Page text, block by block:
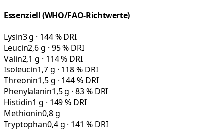
Essenziell (WHO/FAO-Richtwerte)
Lysin3 g · 144 % DRI
Leucin2,6 g · 95 % DRI
Valin2,1 g · 114 % DRI
Isoleucin1,7 g · 118 % DRI
Threonin1,5 g · 144 % DRI
Phenylalanin1,5 g · 83 % DRI
Histidin1 g · 149 % DRI
Methionin0,8 g
Tryptophan0,4 g · 141 % DRI